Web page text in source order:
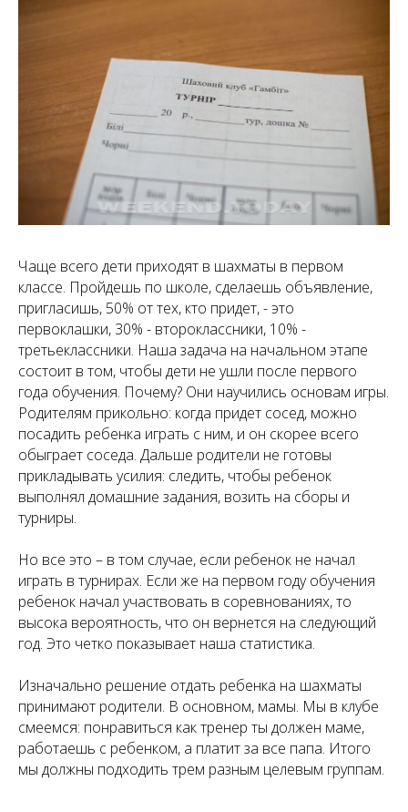
Чаще всего дети приходят в шахматы в первом
классе. Пройдешь по школе, сделаешь объявление,
пригласишь, 50% от тех, кто придет, - это
первоклашки, 30% - второклассники, 10% -
третьеклассники. Наша задача на начальном этапе
состоит в том, чтобы дети не ушли после первого
года обучения. Почему? Они научились основам игры.
Родителям прикольно: когда придет сосед, можно
посадить ребенка играть с ним, и он скорее всего
обыграет соседа. Дальше родители не готовы
прикладывать усилия: следить, чтобы ребенок
выполнял домашние задания, возить на сборы и
турниры.
Но все это – в том случае, если ребенок не начал
играть в турнирах. Если же на первом году обучения
ребенок начал участвовать в соревнованиях, то
высока вероятность, что он вернется на следующий
год. Это четко показывает наша статистика.
Изначально решение отдать ребенка на шахматы
принимают родители. В основном, мамы. Мы в клубе
смеемся: понравиться как тренер ты должен маме,
работаешь с ребенком, а платит за все папа. Итого
мы должны подходить трем разным целевым группам.